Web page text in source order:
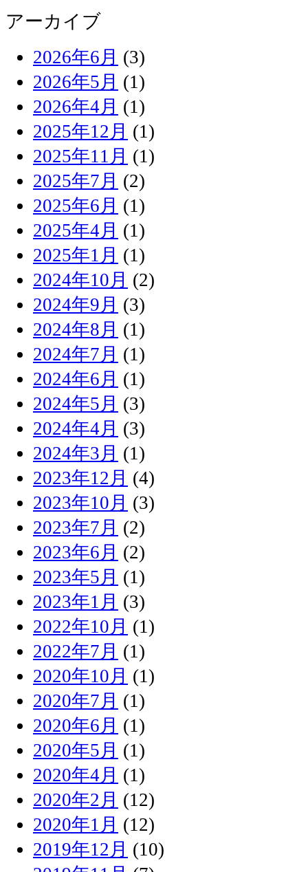
アーカイブ
2026年6月 (3)
2026年5月 (1)
2026年4月 (1)
2025年12月 (1)
2025年11月 (1)
2025年7月 (2)
2025年6月 (1)
2025年4月 (1)
2025年1月 (1)
2024年10月 (2)
2024年9月 (3)
2024年8月 (1)
2024年7月 (1)
2024年6月 (1)
2024年5月 (3)
2024年4月 (3)
2024年3月 (1)
2023年12月 (4)
2023年10月 (3)
2023年7月 (2)
2023年6月 (2)
2023年5月 (1)
2023年1月 (3)
2022年10月 (1)
2022年7月 (1)
2020年10月 (1)
2020年7月 (1)
2020年6月 (1)
2020年5月 (1)
2020年4月 (1)
2020年2月 (12)
2020年1月 (12)
2019年12月 (10)